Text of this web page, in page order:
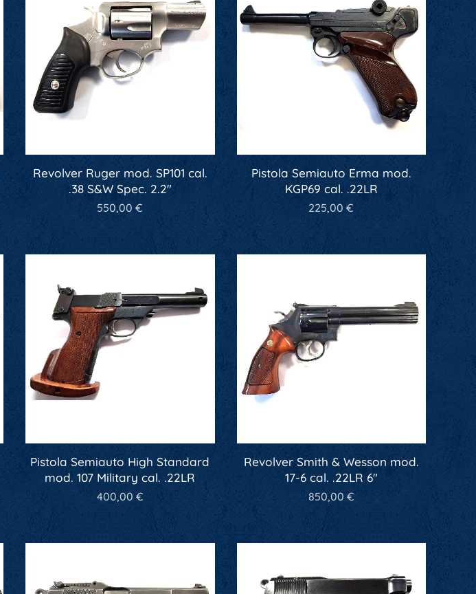
Revolver Ruger mod. SP101 cal.
.38 S&W Spec. 2.2"
550,00 €
Pistola Semiauto Erma mod.
KGP69 cal. .22LR
225,00 €
Pistola Semiauto High Standard
mod. 107 Military cal. .22LR
400,00 €
Revolver Smith & Wesson mod.
17-6 cal. .22LR 6"
850,00 €